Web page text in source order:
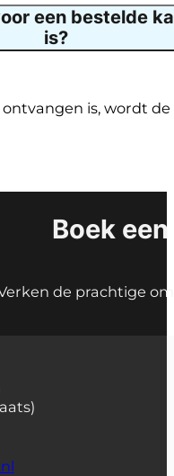
een bestelde
is?
is, wordt
Boek
de prachtige